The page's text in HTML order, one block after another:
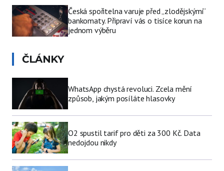
Česká spořitelna varuje před „zlodějskými“
bankomaty. Připraví vás o tisíce korun na
jednom výběru
ČLÁNKY
WhatsApp chystá revoluci. Zcela mění
způsob, jakým posíláte hlasovky
O2 spustil tarif pro děti za 300 Kč. Data
nedojdou nikdy